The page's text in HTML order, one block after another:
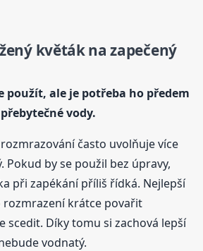
květák na zapečený
použít, ale je potřeba ho předem
vody.
často uvolňuje více
Pokud by se použil bez úpravy,
při zapékání příliš řídká. Nejlepší
rozmrazení krátce povařit
scedit. Díky tomu si zachová lepší
vodnatý.